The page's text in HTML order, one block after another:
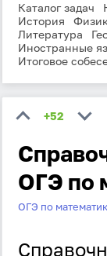
Каталог задач
История
Литература
Иностранные
Итоговое
+52
ОГЭ по
ОГЭ по